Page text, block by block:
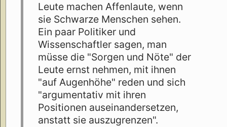
Leute machen Affenlaute, wenn
sie Schwarze Menschen sehen.
Ein paar Politiker und
Wissenschaftler sagen, man
müsse die "Sorgen und Nöte" der
Leute ernst nehmen, mit ihnen
"auf Augenhöhe" reden und sich
"argumentativ mit ihren
Positionen auseinandersetzen,
anstatt sie auszugrenzen".